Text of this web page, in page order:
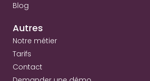
Blog
Autres
Notre métier
Tarifs
Contact